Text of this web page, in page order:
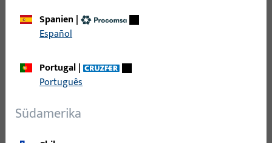
Spanien |
Español
Portugal|
Português
Südamerika